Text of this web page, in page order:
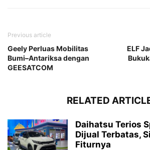
Previous article
Geely Perluas Mobilitas
Bumi–Antariksa dengan
GEESATCOM
ELF
RELATED
Daihatsu Terios
Dijual Terbatas,
Fiturnya